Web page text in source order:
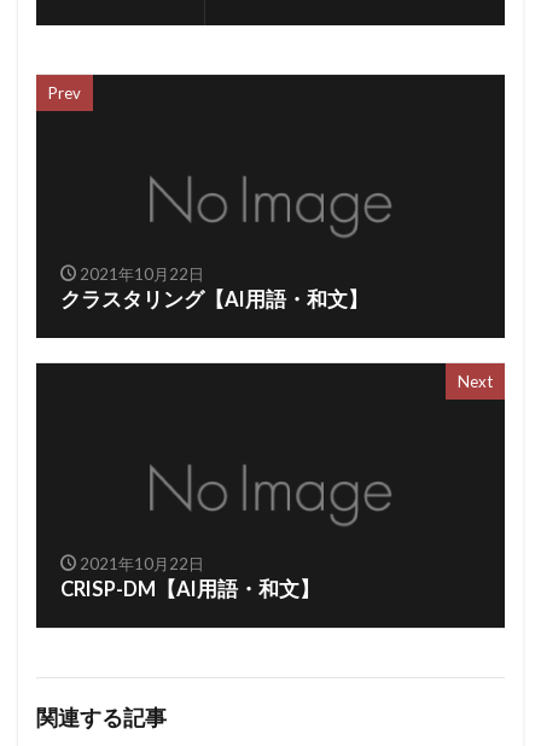
Prev
2021年10月22日
クラスタリング【AI用語・和文】
Next
2021年10月22日
CRISP-DM【AI用語・和文】
関連する記事